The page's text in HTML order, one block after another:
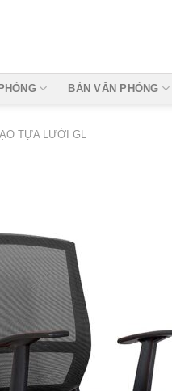
BÀN VĂN PHÒNG
TỰA LƯỚI GL